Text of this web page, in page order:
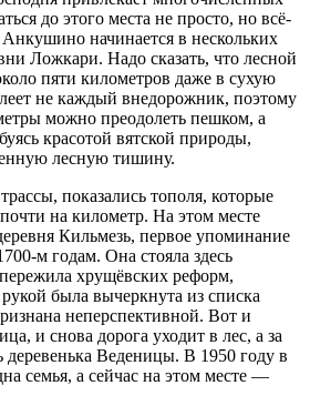
до этого места не просто, но всё-
начинается в нескольких
Ложкари. Надо сказать, что лесной
пяти километров даже в сухую
не каждый внедорожник, поэтому
можно преодолеть пешком, а
красотой вятской природы,
лесную тишину.
показались тополя, которые
на километр. На этом месте
Кильмезь, первое упоминание
м годам. Она стояла здесь
хрущёвских реформ,
была вычеркнута из списка
неперспективной. Вот и
и снова дорога уходит в лес, а за
деревенька Веденицы. В 1950 году в
семья, а сейчас на этом месте —